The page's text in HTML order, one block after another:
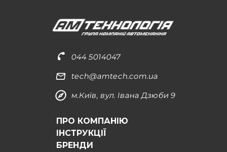
044 5014047
tech@amtech.com.ua
м.Київ, вул. Івана Дзюби 9
ПРО КОМПАНІЮ
ІНСТРУКЦІЇ
БРЕНДИ